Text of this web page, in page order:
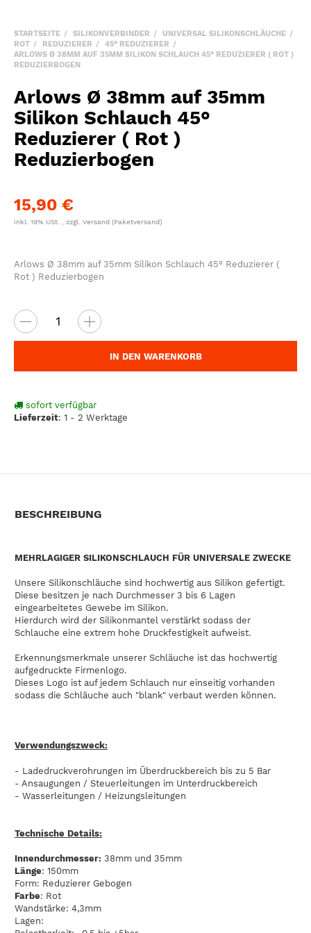
STARTSEITE SILIKONVERBINDER
UNIVERSAL SILIKONSCHLÄUCHE
ROT
REDUZIERER
45° REDUZIERER
ARLOWS Ø 38MM AUF 35MM SILIKON SCHLAUCH 45° REDUZIERER ( ROT )
REDUZIERBOGEN
Arlows Ø 38mm auf 35mm
Silikon Schlauch 45°
Reduzierer ( Rot )
Reduzierbogen
15,90 €
inkl. 19% USt. , zzgl. Versand (Paketversand)
Arlows Ø 38mm auf 35mm Silikon Schlauch 45° Reduzierer (
Rot ) Reduzierbogen
IN DEN WARENKORB
sofort verfügbar
Lieferzeit: 1 - 2 Werktage
BESCHREIBUNG
MEHRLAGIGER SILIKONSCHLAUCH FÜR UNIVERSALE ZWECKE
Unsere Silikonschläuche sind hochwertig aus Silikon gefertigt.
Diese besitzen je nach Durchmesser 3 bis 6 Lagen
eingearbeitetes Gewebe im Silikon.
Hierdurch wird der Silikonmantel verstärkt sodass der
Schlauche eine extrem hohe Druckfestigkeit aufweist.
Erkennungsmerkmale unserer Schläuche ist das hochwertig
aufgedruckte Firmenlogo.
Dieses Logo ist auf jedem Schlauch nur einseitig vorhanden
sodass die Schläuche auch "blank" verbaut werden können.
Verwendungszweck:
- Ladedruckverohrungen im Überdruckbereich bis zu 5 Bar
- Ansaugungen / Steuerleitungen im Unterdruckbereich
- Wasserleitungen / Heizungsleitungen
Technische Details:
Innendurchmesser: 38mm und 35mm
Länge: 150mm
Form: Reduzierer Gebogen
Farbe: Rot
Wandstärke: 4,3mm
Lagen: